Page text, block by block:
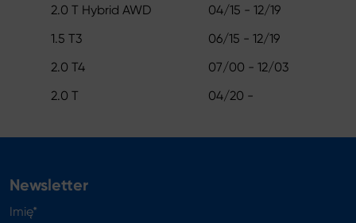
2.0 T Hybrid AWD
04/15 - 12/19
1.5 T3
06/15 - 12/19
2.0 T4
07/00 - 12/03
2.0 T
04/20 -
Newsletter